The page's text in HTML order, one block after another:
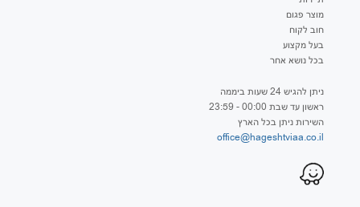
מוצר פגום
חוב לקוח
בעל מקצוע
בכל נושא אחר
ניתן להגיש 24 שעות ביממה
ראשון עד שבת 00:00 - 23:59
השירות ניתן בכל הארץ
office@hageshtviaa.co.il